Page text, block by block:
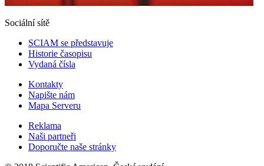
Sociální sítě
SCIAM se představuje
Historie časopisu
Vydaná čísla
Kontakty
Napište nám
Mapa Serveru
Reklama
Naši partneři
Doporučte naše stránky